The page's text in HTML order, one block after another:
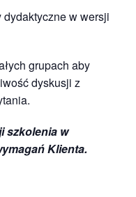
dydaktyczne w wersji
grupach aby
dyskusji z
szkolenia w
Klienta.